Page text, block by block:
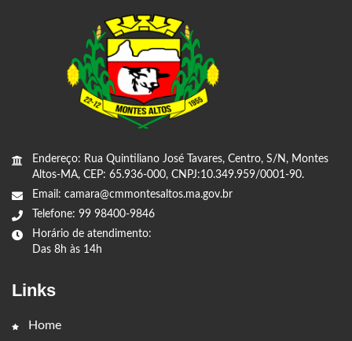
Endereço: Rua Quintiliano José Tavares, Centro, S/N, Montes
Altos-MA, CEP: 65.936-000, CNPJ:10.349.959/0001-90.
Email: camara@cmmontesaltos.ma.gov.br
Telefone: 99 98400-9846
Horário de atendimento:
Das 8h às 14h
Links
Home